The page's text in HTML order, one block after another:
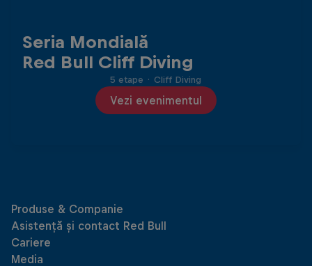
Seria Mondială
Red Bull Cliff Diving
Vezi evenimentul
5 etape · Cliff Diving